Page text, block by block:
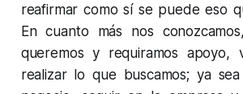
reafirmar como sí se puede eso
En cuanto más nos
queremos y requiramos apoyo,
realizar lo que buscamos; ya